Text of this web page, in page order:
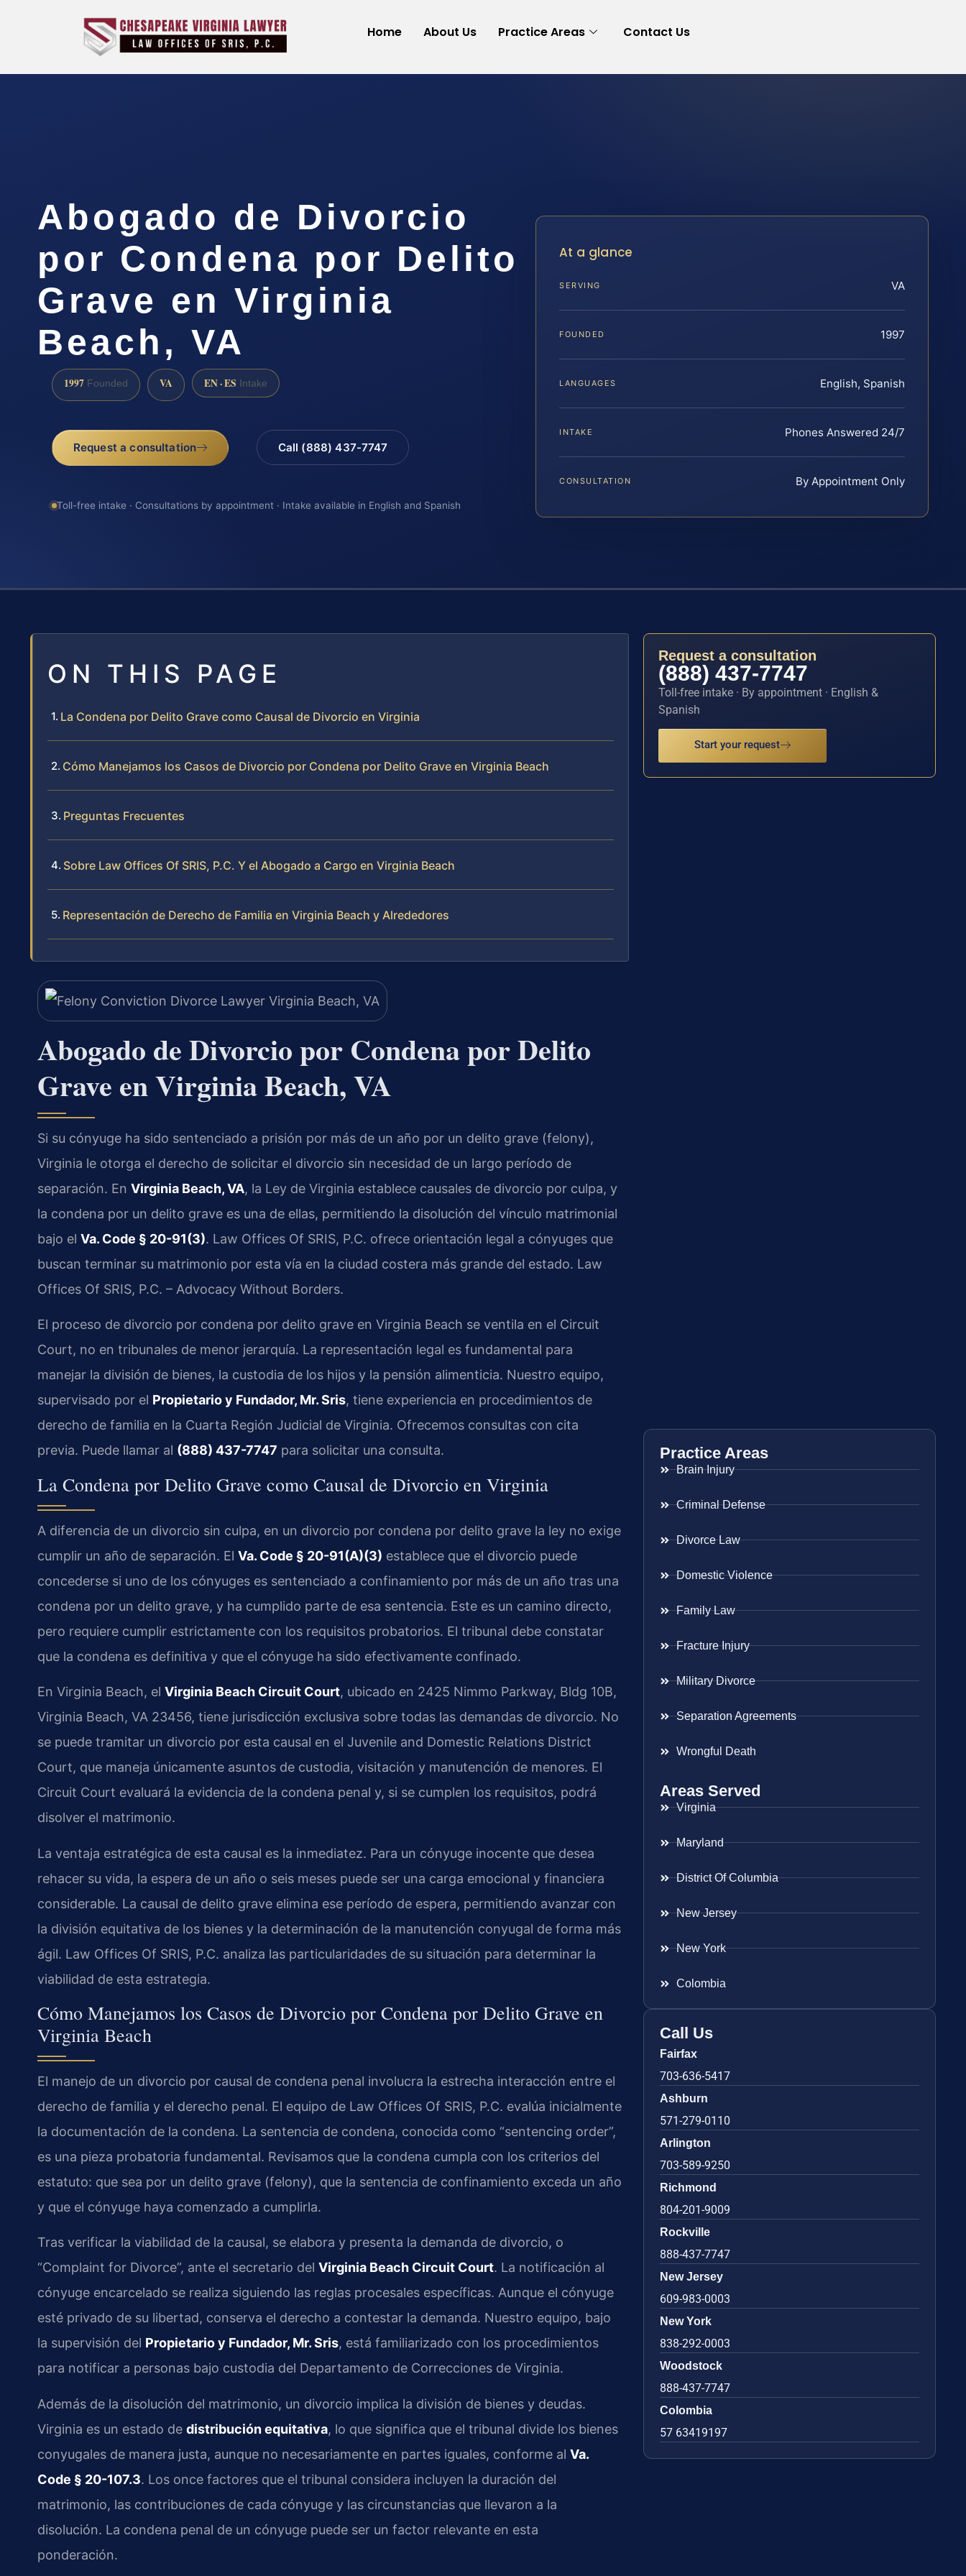
Home About Us Practice Areas Contact Us
Abogado de Divorcio
por Condena por Delito
Grave en Virginia
Beach, VA
1997 Founded VA EN · ES Intake
Request a consultation Call (888) 437-7747
Toll-free intake · Consultations by appointment · Intake available in English and Spanish
At a glance
SERVING VA
FOUNDED 1997
LANGUAGES English, Spanish
INTAKE Phones Answered 24/7
CONSULTATION By Appointment Only
ON THIS PAGE
La Condena por Delito Grave como Causal de Divorcio en Virginia
Cómo Manejamos los Casos de Divorcio por Condena por Delito Grave en Virginia Beach
Preguntas Frecuentes
Sobre Law Offices Of SRIS, P.C. Y el Abogado a Cargo en Virginia Beach
Representación de Derecho de Familia en Virginia Beach y Alrededores
Abogado de Divorcio por Condena por Delito
Grave en Virginia Beach, VA
Si su cónyuge ha sido sentenciado a prisión por más de un año por un delito grave (felony),
Virginia le otorga el derecho de solicitar el divorcio sin necesidad de un largo período de
separación. En Virginia Beach, VA, la Ley de Virginia establece causales de divorcio por culpa, y
la condena por un delito grave es una de ellas, permitiendo la disolución del vínculo matrimonial
bajo el Va. Code § 20-91(3). Law Offices Of SRIS, P.C. ofrece orientación legal a cónyuges que
buscan terminar su matrimonio por esta vía en la ciudad costera más grande del estado. Law
Offices Of SRIS, P.C. – Advocacy Without Borders.
El proceso de divorcio por condena por delito grave en Virginia Beach se ventila en el Circuit
Court, no en tribunales de menor jerarquía. La representación legal es fundamental para
manejar la división de bienes, la custodia de los hijos y la pensión alimenticia. Nuestro equipo,
supervisado por el Propietario y Fundador, Mr. Sris, tiene experiencia en procedimientos de
derecho de familia en la Cuarta Región Judicial de Virginia. Ofrecemos consultas con cita
previa. Puede llamar al (888) 437-7747 para solicitar una consulta.
La Condena por Delito Grave como Causal de Divorcio en Virginia
A diferencia de un divorcio sin culpa, en un divorcio por condena por delito grave la ley no exige
cumplir un año de separación. El Va. Code § 20-91(A)(3) establece que el divorcio puede
concederse si uno de los cónyuges es sentenciado a confinamiento por más de un año tras una
condena por un delito grave, y ha cumplido parte de esa sentencia. Este es un camino directo,
pero requiere cumplir estrictamente con los requisitos probatorios. El tribunal debe constatar
que la condena es definitiva y que el cónyuge ha sido efectivamente confinado.
En Virginia Beach, el Virginia Beach Circuit Court, ubicado en 2425 Nimmo Parkway, Bldg 10B,
Virginia Beach, VA 23456, tiene jurisdicción exclusiva sobre todas las demandas de divorcio. No
se puede tramitar un divorcio por esta causal en el Juvenile and Domestic Relations District
Court, que maneja únicamente asuntos de custodia, visitación y manutención de menores. El
Circuit Court evaluará la evidencia de la condena penal y, si se cumplen los requisitos, podrá
disolver el matrimonio.
La ventaja estratégica de esta causal es la inmediatez. Para un cónyuge inocente que desea
rehacer su vida, la espera de un año o seis meses puede ser una carga emocional y financiera
considerable. La causal de delito grave elimina ese período de espera, permitiendo avanzar con
la división equitativa de los bienes y la determinación de la manutención conyugal de forma más
ágil. Law Offices Of SRIS, P.C. analiza las particularidades de su situación para determinar la
viabilidad de esta estrategia.
Cómo Manejamos los Casos de Divorcio por Condena por Delito Grave en
Virginia Beach
El manejo de un divorcio por causal de condena penal involucra la estrecha interacción entre el
derecho de familia y el derecho penal. El equipo de Law Offices Of SRIS, P.C. evalúa inicialmente
la documentación de la condena. La sentencia de condena, conocida como “sentencing order”,
es una pieza probatoria fundamental. Revisamos que la condena cumpla con los criterios del
estatuto: que sea por un delito grave (felony), que la sentencia de confinamiento exceda un año
y que el cónyuge haya comenzado a cumplirla.
Tras verificar la viabilidad de la causal, se elabora y presenta la demanda de divorcio, o
“Complaint for Divorce”, ante el secretario del Virginia Beach Circuit Court. La notificación al
cónyuge encarcelado se realiza siguiendo las reglas procesales específicas. Aunque el cónyuge
esté privado de su libertad, conserva el derecho a contestar la demanda. Nuestro equipo, bajo
la supervisión del Propietario y Fundador, Mr. Sris, está familiarizado con los procedimientos
para notificar a personas bajo custodia del Departamento de Correcciones de Virginia.
Además de la disolución del matrimonio, un divorcio implica la división de bienes y deudas.
Virginia es un estado de distribución equitativa, lo que significa que el tribunal divide los bienes
conyugales de manera justa, aunque no necesariamente en partes iguales, conforme al Va.
Code § 20-107.3. Los once factores que el tribunal considera incluyen la duración del
matrimonio, las contribuciones de cada cónyuge y las circunstancias que llevaron a la
disolución. La condena penal de un cónyuge puede ser un factor relevante en esta
ponderación.
Request a consultation
(888) 437-7747
Toll-free intake · By appointment · English &
Spanish
Start your request
Practice Areas
Brain Injury
Criminal Defense
Divorce Law
Domestic Violence
Family Law
Fracture Injury
Military Divorce
Separation Agreements
Wrongful Death
Areas Served
Virginia
Maryland
District Of Columbia
New Jersey
New York
Colombia
Call Us
Fairfax
703-636-5417
Ashburn
571-279-0110
Arlington
703-589-9250
Richmond
804-201-9009
Rockville
888-437-7747
New Jersey
609-983-0003
New York
838-292-0003
Woodstock
888-437-7747
Colombia
57 63419197